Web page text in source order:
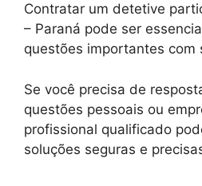
Contratar um detetive
– Paraná pode ser
questões importantes com
Se você precisa de
questões pessoais ou
profissional qualificado
soluções seguras e